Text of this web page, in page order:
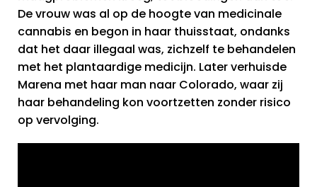
De vrouw was al op de hoogte van medicinale
cannabis en begon in haar thuisstaat, ondanks
dat het daar illegaal was, zichzelf te behandelen
met het plantaardige medicijn. Later verhuisde
Marena met haar man naar Colorado, waar zij
haar behandeling kon voortzetten zonder risico
op vervolging.